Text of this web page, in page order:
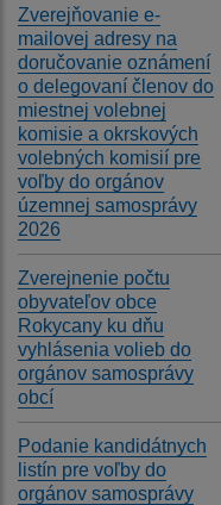
Zverejňovanie e-
mailovej adresy na
doručovanie oznámení
o delegovaní členov do
miestnej volebnej
komisie a okrskových
volebných komisií pre
voľby do orgánov
územnej samosprávy
2026
Zverejnenie počtu
obyvateľov obce
Rokycany ku dňu
vyhlásenia volieb do
orgánov samosprávy
obcí
Podanie kandidátnych
listín pre voľby do
orgánov samosprávy